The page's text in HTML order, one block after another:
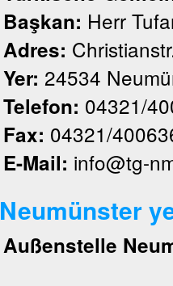
Başkan: Herr
Adres:
Yer: 24534
Telefon: 04321/
Fax: 04321/
E-Mail: info@tg-
Neumünster
Außenstelle